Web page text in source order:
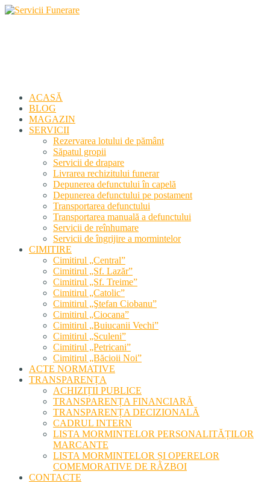
ACASĂ
BLOG
MAGAZIN
SERVICII
Rezervarea lotului de pământ
Săpatul gropii
Servicii de drapare
Livrarea rechizitului funerar
Depunerea defunctului în capelă
Depunerea defunctului pe postament
Transportarea defunctului
Transportarea manuală a defunctului
Servicii de reînhumare
Servicii de îngrijire a mormintelor
CIMITIRE
Cimitirul „Central”
Cimitirul „Sf. Lazăr”
Cimitirul „Sf. Treime”
Cimitirul „Catolic”
Cimitirul „Ştefan Ciobanu”
Cimitirul „Ciocana”
Cimitirul „Buiucanii Vechi”
Cimitirul „Sculeni”
Cimitirul „Petricani”
Cimitirul „Băcioii Noi”
ACTE NORMATIVE
TRANSPARENȚA
ACHIZIȚII PUBLICE
TRANSPARENȚA FINANCIARĂ
TRANSPARENȚA DECIZIONALĂ
CADRUL INTERN
LISTA MORMINTELOR PERSONALITĂȚILOR
MARCANTE
LISTA MORMINTELOR ȘI OPERELOR
COMEMORATIVE DE RĂZBOI
CONTACTE